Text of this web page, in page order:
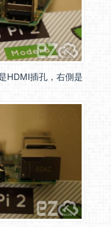
HDMI插孔，右側是